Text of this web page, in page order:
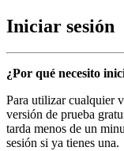
Iniciar sesión
¿Por qué necesito
Para utilizar cualquier
versión de prueba
tarda menos de un
sesión si ya tienes una.